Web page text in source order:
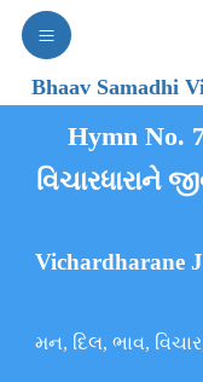
Bhaav Samadhi
Hymn No.
વિચારધારાને
Vichardharane
મન, દિલ, ભાવ,